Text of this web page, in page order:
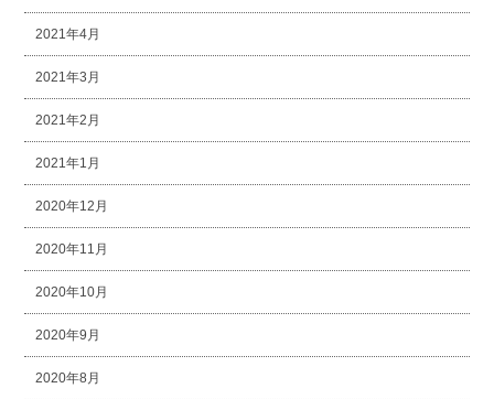
2021年4月
2021年3月
2021年2月
2021年1月
2020年12月
2020年11月
2020年10月
2020年9月
2020年8月